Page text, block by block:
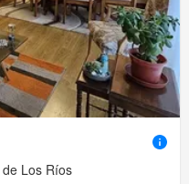
Los Ríos